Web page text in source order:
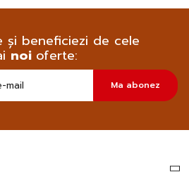
și beneficiezi de cele
noi oferte:
Ma abonez